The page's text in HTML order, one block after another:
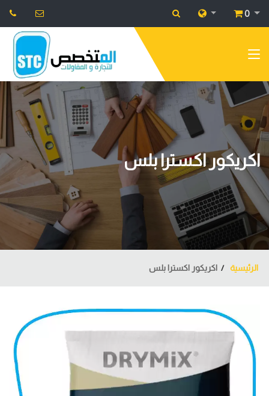
0
اكريكور اكسترا بلس
الرئيسية اكريكور اكسترا بلس